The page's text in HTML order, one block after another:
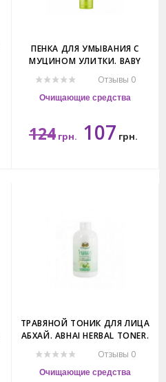
ПЕНКА ДЛЯ УМЫВАНИЯ С
МУЦИНОМ УЛИТКИ. BABY
Отзывы 0
Очищающие средства
124 грн. 107 грн.
ТРАВЯНОЙ ТОНИК ДЛЯ ЛИЦА
АБХАЙ. ABHAI HERBAL TONER.
Отзывы 0
Очищающие средства